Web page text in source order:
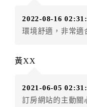
．訂房者使用「保
店客滿，敬請及早
．每筆訂單異動限定
訂房者應補足差額。
2022-08-16
環境舒適，非常適
黃XX
2021-06-05
訂房網站的主動關